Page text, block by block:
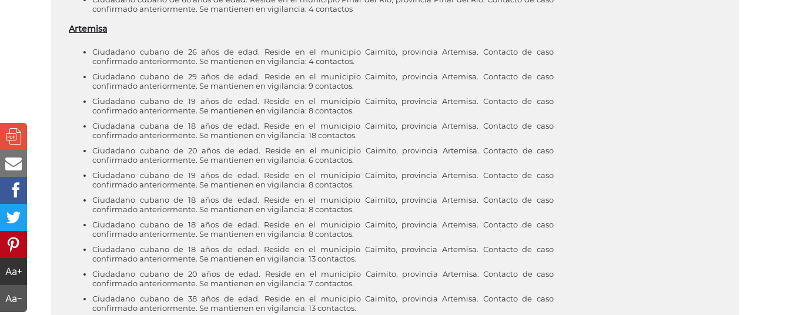
confirmado anteriormente. Se mantienen en vigilancia: 4 contactos
Artemisa
Ciudadano cubano de 26 años de edad. Reside en el municipio Caimito, provincia Artemisa. Contacto de caso
confirmado anteriormente. Se mantienen en vigilancia: 4 contactos.
Ciudadano cubano de 29 años de edad. Reside en el municipio Caimito, provincia Artemisa. Contacto de caso
confirmado anteriormente. Se mantienen en vigilancia: 9 contactos.
Ciudadano cubano de 19 años de edad. Reside en el municipio Caimito, provincia Artemisa. Contacto de caso
confirmado anteriormente. Se mantienen en vigilancia: 8 contactos.
Ciudadana cubana de 18 años de edad. Reside en el municipio Caimito, provincia Artemisa. Contacto de caso
confirmado anteriormente. Se mantienen en vigilancia: 18 contactos.
Ciudadano cubano de 20 años de edad. Reside en el municipio Caimito, provincia Artemisa. Contacto de caso
confirmado anteriormente. Se mantienen en vigilancia: 6 contactos.
Ciudadano cubano de 19 años de edad. Reside en el municipio Caimito, provincia Artemisa. Contacto de caso
confirmado anteriormente. Se mantienen en vigilancia: 8 contactos.
Ciudadano cubano de 18 años de edad. Reside en el municipio Caimito, provincia Artemisa. Contacto de caso
confirmado anteriormente. Se mantienen en vigilancia: 8 contactos.
Ciudadano cubano de 18 años de edad. Reside en el municipio Caimito, provincia Artemisa. Contacto de caso
confirmado anteriormente. Se mantienen en vigilancia: 8 contactos.
Ciudadano cubano de 18 años de edad. Reside en el municipio Caimito, provincia Artemisa. Contacto de caso
confirmado anteriormente. Se mantienen en vigilancia: 13 contactos.
Ciudadano cubano de 20 años de edad. Reside en el municipio Caimito, provincia Artemisa. Contacto de caso
confirmado anteriormente. Se mantienen en vigilancia: 7 contactos.
Ciudadano cubano de 38 años de edad. Reside en el municipio Caimito, provincia Artemisa. Contacto de caso
confirmado anteriormente. Se mantienen en vigilancia: 13 contactos.